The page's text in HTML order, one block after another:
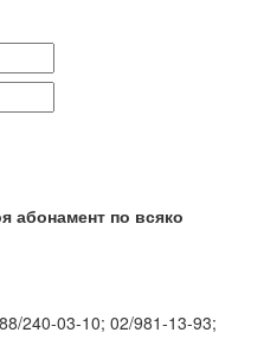
абонамент по всяко
240-03-10; 02/981-13-93;